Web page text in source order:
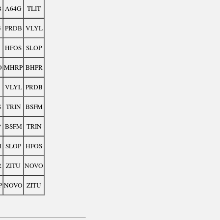
A64G TLIT
PRDB VLYL
HFOS SLOP
MHRP BHPR
VLYL PRDB
TRIN BSFM
BSFM TRIN
SLOP HFOS
ZITU NOVO
NOVO ZITU